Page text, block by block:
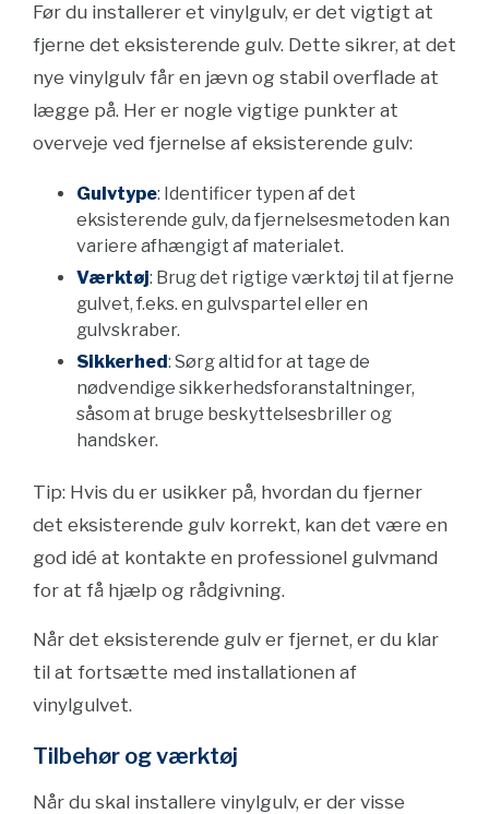
Før du installerer et vinylgulv, er det vigtigt at
fjerne det eksisterende gulv. Dette sikrer, at det
nye vinylgulv får en jævn og stabil overflade at
lægge på. Her er nogle vigtige punkter at
overveje ved fjernelse af eksisterende gulv:
Gulvtype: Identificer typen af det
eksisterende gulv, da fjernelsesmetoden kan
variere afhængigt af materialet.
Værktøj: Brug det rigtige værktøj til at fjerne
gulvet, f.eks. en gulvspartel eller en
gulvskraber.
Sikkerhed: Sørg altid for at tage de
nødvendige sikkerhedsforanstaltninger,
såsom at bruge beskyttelsesbriller og
handsker.
Tip: Hvis du er usikker på, hvordan du fjerner
det eksisterende gulv korrekt, kan det være en
god idé at kontakte en professionel gulvmand
for at få hjælp og rådgivning.
Når det eksisterende gulv er fjernet, er du klar
til at fortsætte med installationen af
vinylgulvet.
Tilbehør og værktøj
Når du skal installere vinylgulv, er der visse